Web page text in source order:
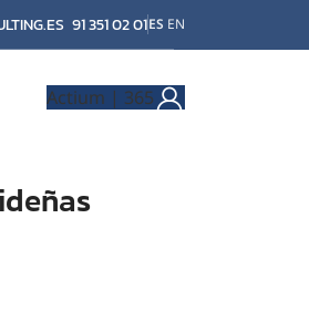
91 351 02 01ES EN
Actium | 365